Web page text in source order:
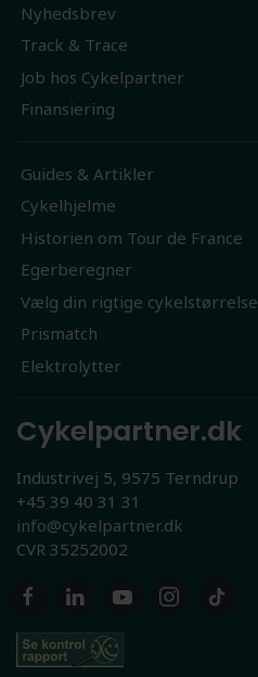
Nyhedsbrev
Track & Trace
Job hos Cykelpartner
Finansiering
Guides & Artikler
Cykelhjelme
Historien om Tour de France
Egerberegner
Vælg din rigtige cykelstørrelse
Prismatch
Elektrolytter
Cykelpartner.dk
Industrivej 5, 9575 Terndrup
+45 39 40 31 31
info@cykelpartner.dk
CVR 35252002